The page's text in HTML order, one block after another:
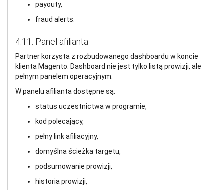
payouty,
fraud alerts.
4.11. Panel afilianta
Partner korzysta z rozbudowanego dashboardu w koncie
klienta Magento. Dashboard nie jest tylko listą prowizji, ale
pełnym panelem operacyjnym.
W panelu afilianta dostępne są:
status uczestnictwa w programie,
kod polecający,
pełny link afiliacyjny,
domyślna ścieżka targetu,
podsumowanie prowizji,
historia prowizji,